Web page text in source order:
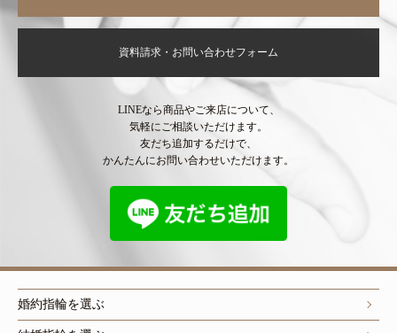
資料請求・お問い合わせフォーム
LINEなら商品やご来店について、
気軽にご相談いただけます。
友だち追加するだけで、
かんたんにお問い合わせいただけます。
婚約指輪を選ぶ